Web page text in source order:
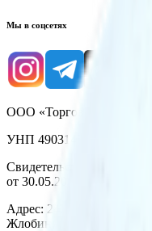
Мы в соцсетях
ООО «Торговая сеть
УНП 490314725
Свидетельство о
от 30.05.2003г выдано
Адрес: 247210,
Жлобин, ул. Козлова 2-А